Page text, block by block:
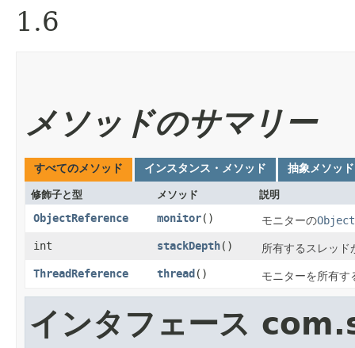
1.6
メソッドのサマリー
すべてのメソッド インスタンス・メソッド 抽象メソッド
修飾子と型 メソッド 説明
ObjectReference monitor() モニターの
int
stackDepth() 所有するスレッド
ThreadReference thread () モニターを所有す
インタフェース